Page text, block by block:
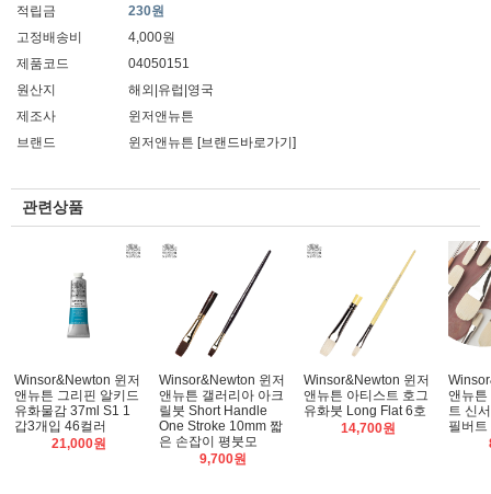
적립금
230원
고정배송비
4,000원
제품코드
04050151
원산지
해외|유럽|영국
제조사
윈저앤뉴튼
브랜드
윈저앤뉴튼 [브랜드바로가기]
관련상품
Winsor&Newton 윈저
앤뉴튼 그리핀 알키드
유화물감 37ml S1 1
갑3개입 46컬러
21,000원
Winsor&Newton 윈저
앤뉴튼 갤러리아 아크
릴붓 Short Handle
One Stroke 10mm 짧
은 손잡이 평붓모
9,700원
Winsor&Newton 윈저
앤뉴튼 아티스트 호그
유화붓 Long Flat 6호
14,700원
앤뉴튼
트 신
필버